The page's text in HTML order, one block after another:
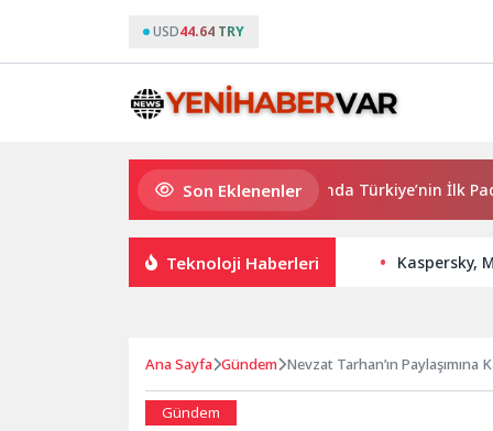
USD44.64 TRY
Son Eklenenler
Türkiye Ana Sponsorluğunda Türkiye’nin İlk Padel Türkiye
Teknoloji Haberleri Kaspersky,
Ana Sayfa Gündem Nevzat Tarhan’ın Paylaşımına
Gündem